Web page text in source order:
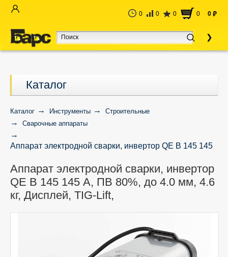
0 0 0 0 0 руб
Каталог
Каталог Инструменты
Строительные
Сварочные аппараты
Аппарат электродной сварки, инвертор QE B 145 145
Аппарат электродной сварки, инвертор
QE B 145 145 А, ПВ 80%, до 4.0 мм, 4.6
кг, Дисплей, TIG-Lift,